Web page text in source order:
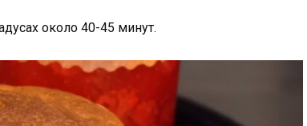
около 40-45 минут.